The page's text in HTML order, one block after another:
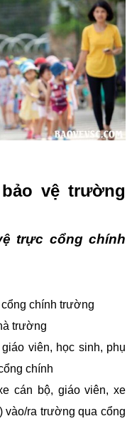
vệ trường
trực cổng chính
chính trường
trường
viên, học sinh, phụ
chính
cán bộ, giáo viên, xe
ra trường qua cổng